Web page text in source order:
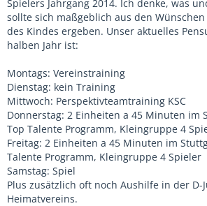
Spielers Jahrgang 2014. Ich denke, was
sollte sich maßgeblich aus den
des Kindes ergeben. Unser aktuelles
halben Jahr ist:
Montags: Vereinstraining
Dienstag: kein Training
Mittwoch: Perspektivteamtraining KSC
Donnerstag: 2 Einheiten a 45 Minuten im
Top Talente Programm, Kleingruppe 4
Freitag: 2 Einheiten a 45 Minuten im
Talente Programm, Kleingruppe 4 Spieler
Samstag: Spiel
Plus zusätzlich oft noch Aushilfe in der D-
Heimatvereins.